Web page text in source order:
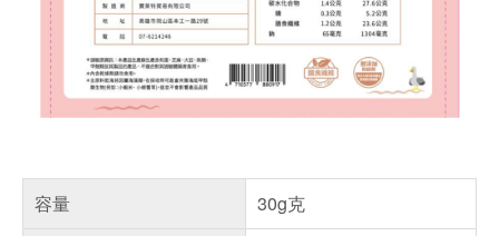
容量
30g克